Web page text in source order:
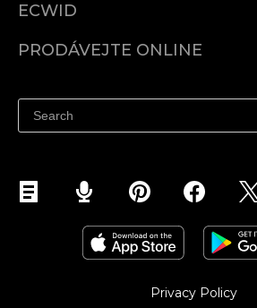
ECWID
Ceny
PRODÁVEJTE ONLINE
Prodávejte na Facebooku
Prodávejte na Instagramu
Privacy Policy